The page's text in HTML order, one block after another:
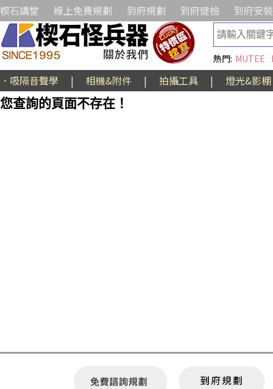
楔石講堂 線上免費規劃 到府規劃 到府健檢 到府安裝
熱門: MUTEE
．吸隔音聲學 | 相機&附件 | 拍攝工具 |
燈光&影棚
您查詢的頁面不存在！